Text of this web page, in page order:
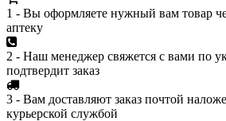
1 - Вы оформляете нужный вам товар
аптеку
2 - Наш менеджер свяжется с вами по
подтвердит заказ
3 - Вам доставляют заказ почтой
курьерской службой